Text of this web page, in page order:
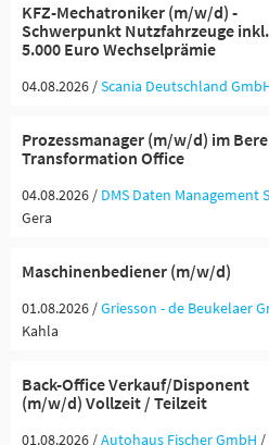
KFZ-Mechatroniker (m/w/d) -
Schwerpunkt Nutzfahrzeuge inkl.
5.000 Euro Wechselprämie
04.08.2026 /Scania Deutschland
Prozessmanager (m/w/d) im
Transformation Office
04.08.2026 / DMS Daten Management
Gera
Maschinenbediener (m/w/d)
01.08.2026 /Griesson - de Beukelaer
Kahla
Back-Office Verkauf/Disponent
(m/w/d) Vollzeit / Teilzeit
01.08.2026 /Autohaus Fischer GmbH /